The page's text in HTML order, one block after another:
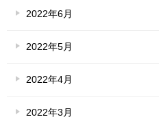
2022年6月
2022年5月
2022年4月
2022年3月